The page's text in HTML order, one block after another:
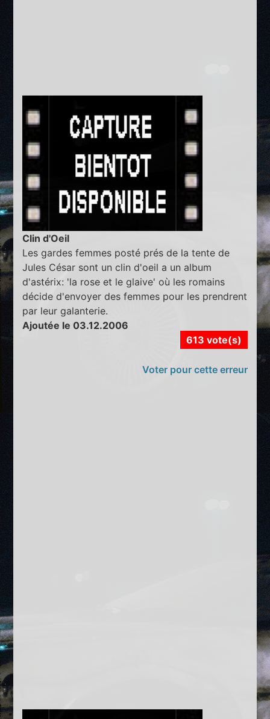
Clin d'Oeil
Les gardes femmes posté prés de la tente de
Jules César sont un clin d'oeil a un album
d'astérix: 'la rose et le glaive' où les romains
décide d'envoyer des femmes pour les prendrent
par leur galanterie.
Ajoutée le 03.12.2006
613 vote(s)
Voter pour cette erreur